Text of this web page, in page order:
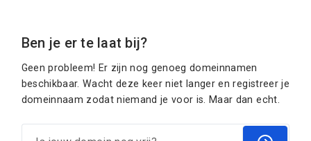
Ben je er te laat bij?
Geen probleem! Er zijn nog genoeg domeinnamen
beschikbaar. Wacht deze keer niet langer en registreer je
domeinnaam zodat niemand je voor is. Maar dan echt.